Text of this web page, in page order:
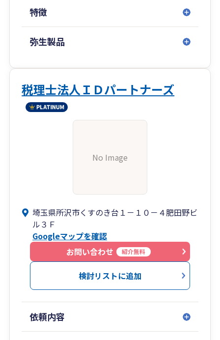
特徴
弥生製品
税理士法人ＩＤパートナーズ
No Image
埼玉県所沢市くすのき台１－１０－４肥田野ビ
ル３Ｆ
Googleマップを確認
お問い合わせ
紹介無料
検討リストに追加
依頼内容